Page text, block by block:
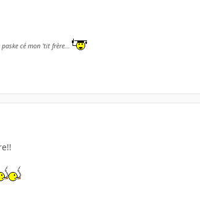
cé mon 'tit frère...